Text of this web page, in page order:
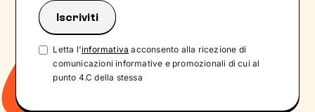
Letta l'informativa acconsento alla ricezione di
comunicazioni informative e promozionali di cui al
punto 4.C della stessa